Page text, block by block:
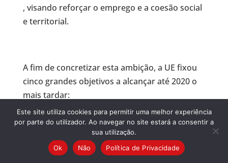
, visando reforçar o emprego e a coesão social
e territorial.
A fim de concretizar esta ambição, a UE fixou
cinco grandes objetivos a alcançar até 2020 o
mais tardar:
elevar para, pelo menos, 75 % a taxa de
emprego da população entre os 20 e os 64
Este site utiliza cookies para permitir uma melhor experiência
por parte do utilizador. Ao navegar no site estará a consentir a
sua utilização.
Ok
Não Política de Privacidade